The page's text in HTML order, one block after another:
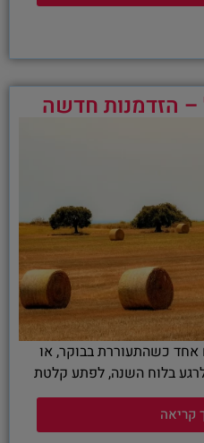
– הזדמנות חדשה
אחד כשהתעוררת בבוקר, או
בלוח השנה, לפתע קלטת
קריאה